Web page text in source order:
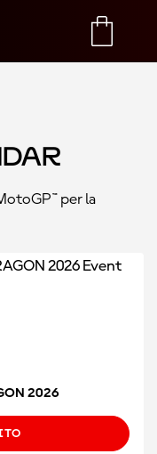
per la
2026